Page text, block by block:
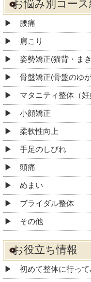
お悩み別コース
腰痛
肩こり
姿勢矯正(猫背・ま
骨盤矯正(骨盤のゆ
マタニティ整体（妊
小顔矯正
柔軟性向上
手足のしびれ
頭痛
めまい
ブライダル整体
その他
お役立ち情報
初めて整体に行っ